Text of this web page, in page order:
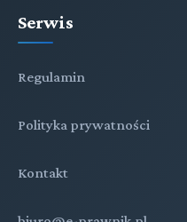
Serwis
Regulamin
Polityka prywatności
Kontakt